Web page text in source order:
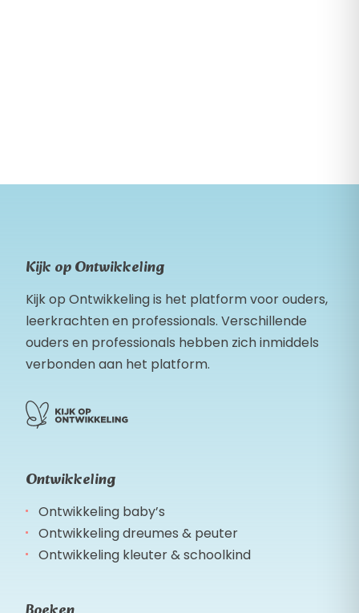
Kijk op Ontwikkeling
Kijk op Ontwikkeling is het platform voor ouders,
leerkrachten en professionals. Verschillende
ouders en professionals hebben zich inmiddels
verbonden aan het platform.
Ontwikkeling
Ontwikkeling baby’s
Ontwikkeling dreumes & peuter
Ontwikkeling kleuter & schoolkind